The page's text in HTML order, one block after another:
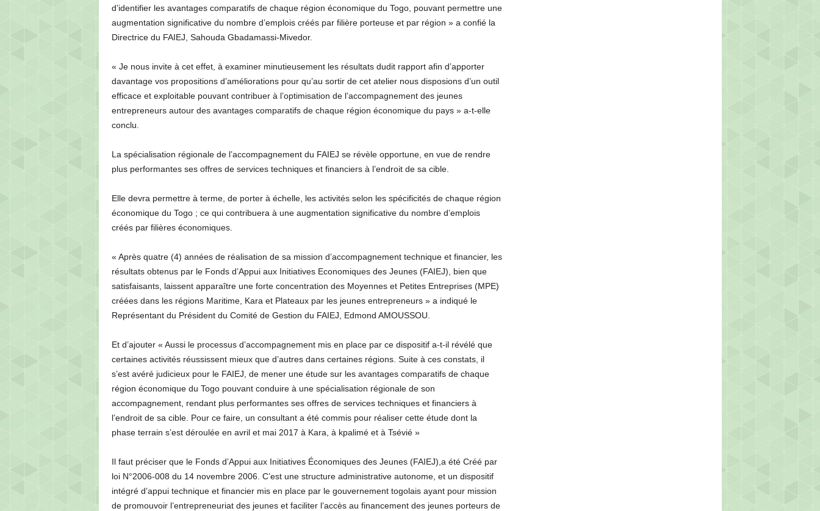
d’identifier les avantages comparatifs de chaque région économique du Togo, pouvant permettre une
augmentation significative du nombre d’emplois créés par filière porteuse et par région » a confié la
Directrice du FAIEJ, Sahouda Gbadamassi-Mivedor.
« Je nous invite à cet effet, à examiner minutieusement les résultats dudit rapport afin d’apporter
davantage vos propositions d’améliorations pour qu’au sortir de cet atelier nous disposions d’un outil
efficace et exploitable pouvant contribuer à l’optimisation de l’accompagnement des jeunes
entrepreneurs autour des avantages comparatifs de chaque région économique du pays » a-t-elle
conclu.
La spécialisation régionale de l’accompagnement du FAIEJ se révèle opportune, en vue de rendre
plus performantes ses offres de services techniques et financiers à l’endroit de sa cible.
Elle devra permettre à terme, de porter à échelle, les activités selon les spécificités de chaque région
économique du Togo ; ce qui contribuera à une augmentation significative du nombre d’emplois
créés par filières économiques.
« Après quatre (4) années de réalisation de sa mission d’accompagnement technique et financier, les
résultats obtenus par le Fonds d’Appui aux Initiatives Economiques des Jeunes (FAIEJ), bien que
satisfaisants, laissent apparaître une forte concentration des Moyennes et Petites Entreprises (MPE)
créées dans les régions Maritime, Kara et Plateaux par les jeunes entrepreneurs » a indiqué le
Représentant du Président du Comité de Gestion du FAIEJ, Edmond AMOUSSOU.
Et d’ajouter « Aussi le processus d’accompagnement mis en place par ce dispositif a-t-il révélé que
certaines activités réussissent mieux que d’autres dans certaines régions. Suite à ces constats, il
s’est avéré judicieux pour le FAIEJ, de mener une étude sur les avantages comparatifs de chaque
région économique du Togo pouvant conduire à une spécialisation régionale de son
accompagnement, rendant plus performantes ses offres de services techniques et financiers à
l’endroit de sa cible. Pour ce faire, un consultant a été commis pour réaliser cette étude dont la
phase terrain s’est déroulée en avril et mai 2017 à Kara, à kpalimé et à Tsévié »
Il faut préciser que le Fonds d’Appui aux Initiatives Économiques des Jeunes (FAIEJ),a été Créé par
loi N°2006-008 du 14 novembre 2006. C’est une structure administrative autonome, et un dispositif
intégré d’appui technique et financier mis en place par le gouvernement togolais ayant pour mission
de promouvoir l’entrepreneuriat des jeunes et faciliter l’accès au financement des jeunes porteurs de